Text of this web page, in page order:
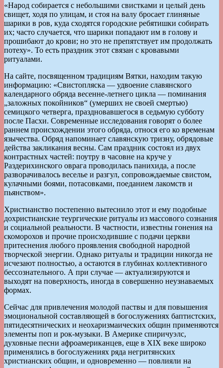
«Народ собирается с небольшими свистками и целый день
свищет, ходя по улицам, и стоя на валу бросает глиняные
шарики в ров, куда сходятся городские ребятишки собирать
их; часто случается, что шарики попадают им в голову и
прошибают до крови; но это не препятствует им продолжать
потеху». То есть праздник этот связан с кровавыми
ритуалами.
На сайте, посвященном традициям Вятки, находим такую
информацию: «Свистопляска — удвоение славянского
календарного обряда весенне-летнего цикла — поминания
„заложных покойников“ (умерших не своей смертью)
семицкого четверга, праздновавшегося в седьмую субботу
после Пасхи. Современные исследования говорят о более
раннем происхождении этого обряда, относя его ко временам
язычества. Обряд напоминает славянскую тризну, обрядовые
действа закликания весны. Сам праздник состоял из двух
контрастных частей: поутру в часовне на круче у
Раздерихинского оврага проводилась панихида, а после
разворачивалось веселье и разгул, сопровождаемые свистом,
кулачными боями, потасовками, поеданием лакомств и
пьянством».
Христианство постепенно вытеснило этот и ему подобные
дохристианские теургические ритуалы из массового сознания
и социальной реальности. В частности, известны гонения на
скоморохов и прочие происходившие с подачи церкви
притеснения любого проявления свободной народной
творческой энергии. Однако ритуалы и традиции никогда не
исчезают полностью, а остаются в глубинах коллективного
бессознательного. А при случае — актуализируются и
выходят на поверхность, иногда в совершенно неузнаваемых
формах.
Сейчас для привлечения молодой паствы и для повышения
эмоциональной составляющей в богослужениях баптистских,
пятидесятнических и неохаризмаических общин применяются
элементы поп и рок-музыки. В Америке спиричуэлс,
духовные песни афроамериканцев, еще в XIX веке широко
применялись в богослужениях ряда негритянских
христианских общин, и одновременно — повлияли на